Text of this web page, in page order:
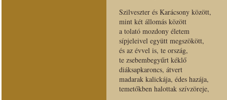
Szilveszter és Karácsony között,
mint két állomás között
a tolató mozdony életem
sípjeleivel együtt megszökött,
és az évvel is, te ország,
te zsebembegyűrt kéklő
diáksapkaroncs, átvert
madarak kalickája, édes hazája,
temetőkben halottak szívzöreje,